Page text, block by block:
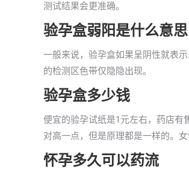
测试结果会更准确。
验孕盒弱阳是什么意思
一般来说，验孕盒如果呈阴性就表
的检测区色带仅隐隐出现。
验孕盒多少钱
便宜的验孕试纸是1元左右，药店有
对高一点，但是原理都是一样的。
怀孕多久可以药流